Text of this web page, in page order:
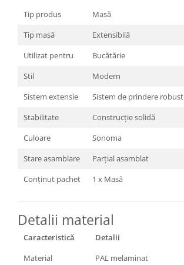
Tip produs
Masă
Tip masă
Extensibilă
Utilizat pentru
Bucătărie
Stil
Modern
Sistem extensie
Sistem de prindere robust
Stabilitate
Construcție solidă
Culoare
Sonoma
Stare asamblare
Parțial asamblat
Conținut pachet
1 x Masă
Detalii material
Caracteristică
Detalii
Material
PAL melaminat